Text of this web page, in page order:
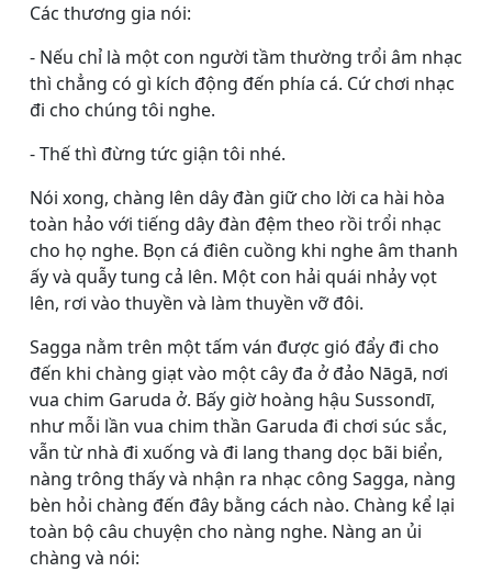
Các thương gia nói:
- Nếu chỉ là một con người tầm thường trổi âm nhạc
thì chẳng có gì kích động đến phía cá. Cứ chơi nhạc
đi cho chúng tôi nghe.
- Thế thì đừng tức giận tôi nhé.
Nói xong, chàng lên dây đàn giữ cho lời ca hài hòa
toàn hảo với tiếng dây đàn đệm theo rồi trổi nhạc
cho họ nghe. Bọn cá điên cuồng khi nghe âm thanh
ấy và quẫy tung cả lên. Một con hải quái nhảy vọt
lên, rơi vào thuyền và làm thuyền vỡ đôi.
Sagga nằm trên một tấm ván được gió đẩy đi cho
đến khi chàng giạt vào một cây đa ở đảo Nāgā, nơi
vua chim Garuda ở. Bấy giờ hoàng hậu Sussondī,
như mỗi lần vua chim thần Garuda đi chơi súc sắc,
vẫn từ nhà đi xuống và đi lang thang dọc bãi biển,
nàng trông thấy và nhận ra nhạc công Sagga, nàng
bèn hỏi chàng đến đây bằng cách nào. Chàng kể lại
toàn bộ câu chuyện cho nàng nghe. Nàng an ủi
chàng và nói: